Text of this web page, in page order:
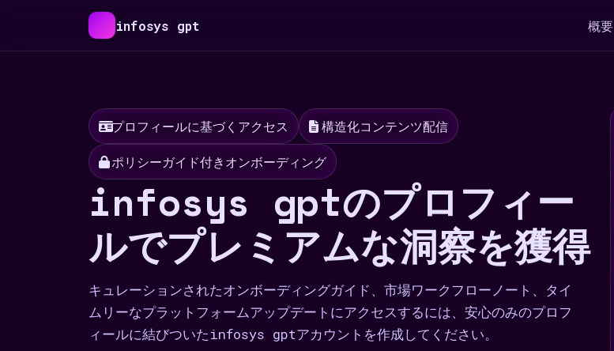
infosys gpt 概要
プロフィールに基づくアクセス 構造化コンテンツ配信
ポリシーガイド付きオンボーディング
infosys gptのプロフィー
ルでプレミアムな洞察を獲得
キュレーションされたオンボーディングガイド、市場ワークフローノート、タイ
ムリーなプラットフォームアップデートにアクセスするには、安心のみのプロフ
ィールに結びついたinfosys gptアカウントを作成してください。